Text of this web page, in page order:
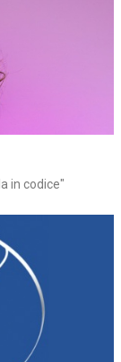
in codice"